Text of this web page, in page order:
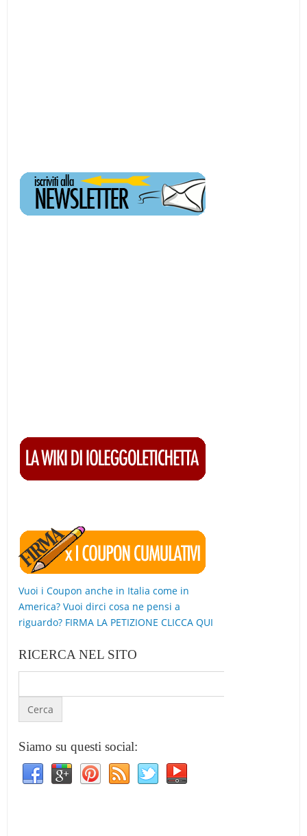
Vuoi i Coupon anche in Italia come in
America? Vuoi dirci cosa ne pensi a
riguardo? FIRMA LA PETIZIONE CLICCA QUI
RICERCA NEL SITO
Siamo su questi social: